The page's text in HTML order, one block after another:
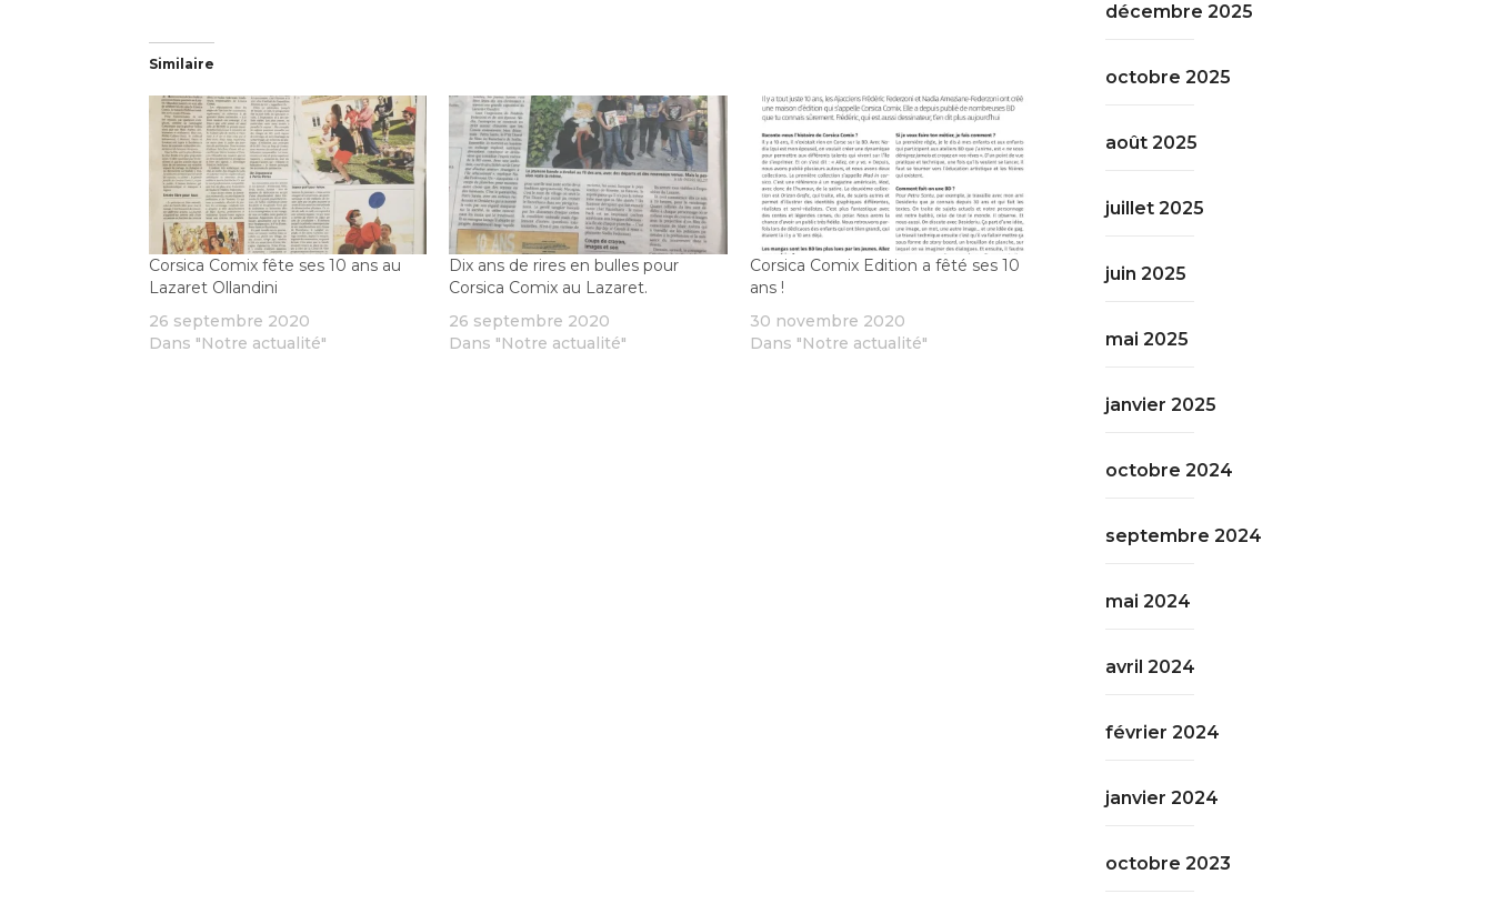
Similaire
Corsica Comix fête ses 10 ans au
Lazaret Ollandini
26 septembre 2020
Dans "Notre actualité"
Dix ans de rires en bulles pour
Corsica Comix au Lazaret.
26 septembre 2020
Dans "Notre actualité"
Corsica Comix Edition a fêté ses 10
ans !
30 novembre 2020
Dans "Notre actualité"
décembre 2025
octobre 2025
août 2025
juillet 2025
juin 2025
mai 2025
janvier 2025
octobre 2024
septembre 2024
mai 2024
avril 2024
février 2024
janvier 2024
octobre 2023